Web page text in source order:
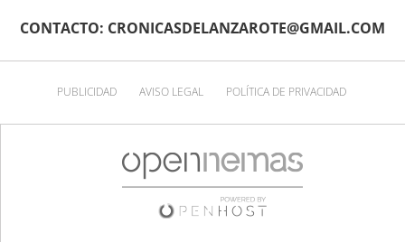
CONTACTO: CRONICASDELANZAROTE@GMAIL.COM
PUBLICIDAD AVISO LEGAL POLÍTICA DE PRIVACIDAD